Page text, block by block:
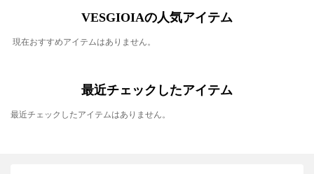
VESGIOIAの人気アイテム
現在おすすめアイテムはありません。
最近チェックしたアイテム
最近チェックしたアイテムはありません。